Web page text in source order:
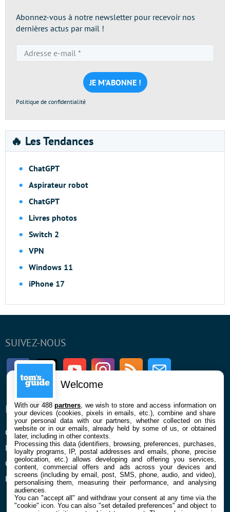
Abonnez-vous à notre newsletter pour recevoir nos
dernières actus par mail !
e-
mail
*
Politique de confidentialité
🔥 Les Tendances
ChatGPT
Aspirateur robot
ChatGPT
Livres photos
Switch 2
VPN
Windows 11
iPhone 17
SUIVEZ-NOUS
FacebookTwitter Youtube InstagramRSS Newsletter
ENTREPRISE
Qui sommes nous
Mentions légales et CGU
Confidentialité et Cookies
Préférences cookies
À PROPOS
La rédaction
Contact
Welcome
With our 488partners , we wish to store and access information on
your devices (cookies, pixels in emails, etc.), combine and share
your personal data with our partners, whether collected on this
website or in our emails, already held by some of us, or obtained
later, including in other contexts.
Processing this data (identifiers, browsing, preferences, purchases,
loyalty programs, IP, postal addresses and emails, phone, precise
geolocation, etc.) allows developing and offering you services,
content, commercial offers and ads across your devices and
screens (including by email, post, SMS, phone, audio, and video),
personalising them, measuring their performance, and analysing
audiences.
You can "accept all" and withdraw your consent at any time via the
"cookie" icon. You can also "set detailed preferences" and object to